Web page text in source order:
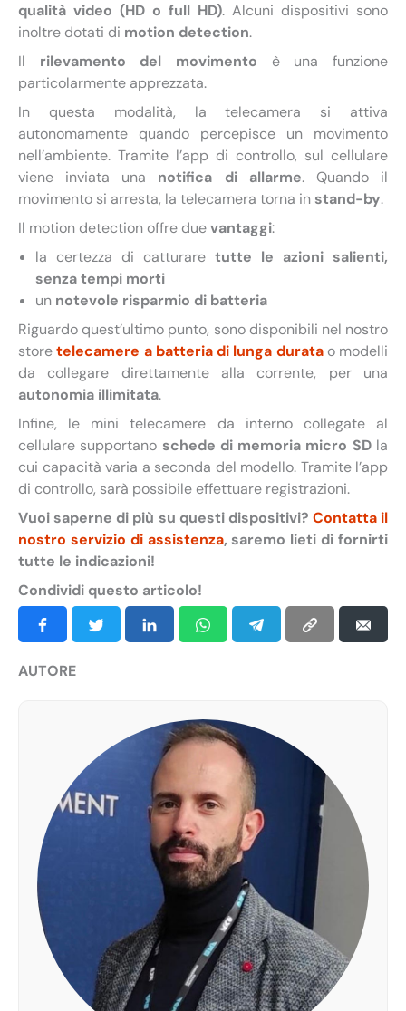
qualità video (HD o full HD). Alcuni dispositivi sono
inoltre dotati di motion detection.
Il rilevamento del movimento è una funzione
particolarmente apprezzata.
In questa modalità, la telecamera si attiva
autonomamente quando percepisce un movimento
nell’ambiente. Tramite l’app di controllo, sul cellulare
viene inviata una notifica di allarme. Quando il
movimento si arresta, la telecamera torna in stand-by.
Il motion detection offre duevantaggi:
la certezza di catturaretutte le azioni salienti,
senza tempi morti
un notevole risparmio di batteria
Riguardo quest’ultimo punto, sono disponibili nel nostro
storetelecamere a batteria di lunga duratao modelli
da collegare direttamente alla corrente, per una
autonomia illimitata.
Infine, le mini telecamere da interno collegate al
cellulare supportano schede di memoria micro SDla
cui capacità varia a seconda del modello. Tramite l’app
di controllo, sarà possibile effettuare registrazioni.
Vuoi saperne di più su questi dispositivi? Contatta il
nostro servizio di assistenza, saremo lieti di fornirti
tutte le indicazioni!
Condividi questo articolo!
AUTORE